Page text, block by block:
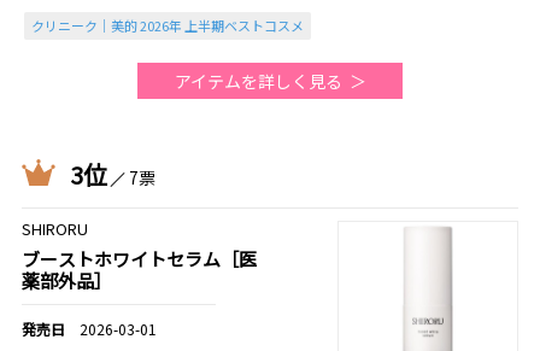
クリニーク｜美的 2026年 上半期ベストコスメ
アイテムを詳しく見る
3位 7票
SHIRORU
ブーストホワイトセラム［医
薬部外品］
2026-03-01